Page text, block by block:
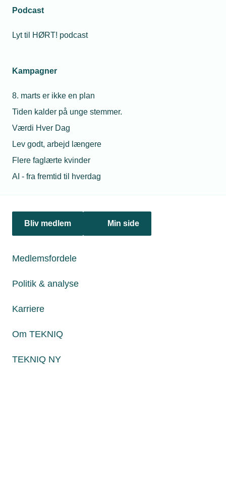
Podcast
Lyt til HØRT! podcast
Kampagner
8. marts er ikke en plan
Tiden kalder på unge stemmer.
Værdi Hver Dag
Lev godt, arbejd længere
Flere faglærte kvinder
AI - fra fremtid til hverdag
Bliv medlem Min side
Medlemsfordele
Politik & analyse
Karriere
Om TEKNIQ
TEKNIQ NY
Politik & analyse
jura@tekniq.dk
tekniq@tekniq.dk
Fredag fra kl. 8:00 til 15:00
Paul Bergsøes Vej 6, 2600 Glostrup